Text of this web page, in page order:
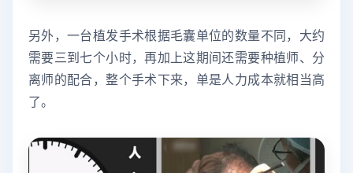
另外，一台植发手术根据毛囊单位的数量不同，大约
需要三到七个小时，再加上这期间还需要种植师、分
离师的配合，整个手术下来，单是人力成本就相当高
了。